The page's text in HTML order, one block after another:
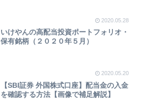
2020.05.28
いけやんの高配当投資ポートフォリオ・
保有銘柄（２０２０年５月）
2020.05.20
【SBI証券 外国株式口座】配当金の入金
を確認する方法【画像で補足解説】